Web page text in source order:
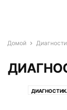
Домой